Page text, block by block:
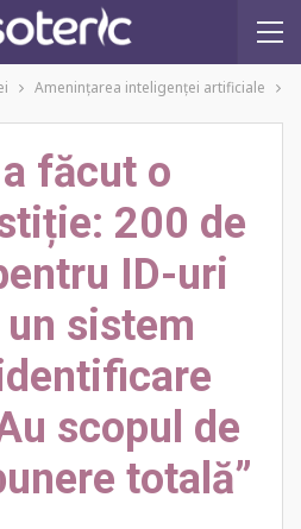
Amenințarea inteligenței artificiale
făcut o
200 de
ID-uri
sistem
scopul de
totală”